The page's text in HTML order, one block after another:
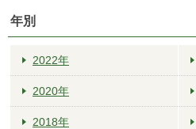
年別
2022年
2020年
2018年